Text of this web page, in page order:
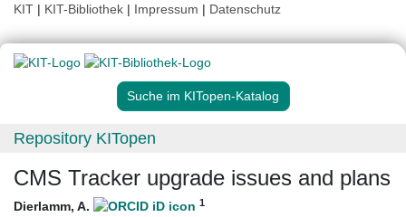
KIT | KIT-Bibliothek | Impressum | Datenschutz
Suche im KITopen-Katalog
Repository KITopen
CMS Tracker upgrade issues and plans
Dierlamm, A. 1